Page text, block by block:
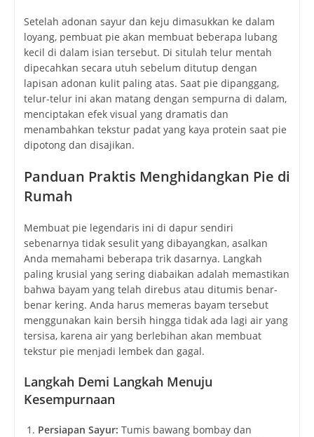
Setelah adonan sayur dan keju dimasukkan ke dalam
loyang, pembuat pie akan membuat beberapa lubang
kecil di dalam isian tersebut. Di situlah telur mentah
dipecahkan secara utuh sebelum ditutup dengan
lapisan adonan kulit paling atas. Saat pie dipanggang,
telur-telur ini akan matang dengan sempurna di dalam,
menciptakan efek visual yang dramatis dan
menambahkan tekstur padat yang kaya protein saat pie
dipotong dan disajikan.
Panduan Praktis Menghidangkan Pie di
Rumah
Membuat pie legendaris ini di dapur sendiri
sebenarnya tidak sesulit yang dibayangkan, asalkan
Anda memahami beberapa trik dasarnya. Langkah
paling krusial yang sering diabaikan adalah memastikan
bahwa bayam yang telah direbus atau ditumis benar-
benar kering. Anda harus memeras bayam tersebut
menggunakan kain bersih hingga tidak ada lagi air yang
tersisa, karena air yang berlebihan akan membuat
tekstur pie menjadi lembek dan gagal.
Langkah Demi Langkah Menuju
Kesempurnaan
Persiapan Sayur: Tumis bawang bombay dan